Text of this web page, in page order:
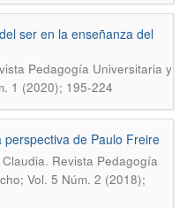
ser en la enseñanza del
Pedagogía Universitaria y
1 (2020); 195-224
de Paulo Freire
. Revista Pedagogía
Vol. 5 Núm. 2 (2018);